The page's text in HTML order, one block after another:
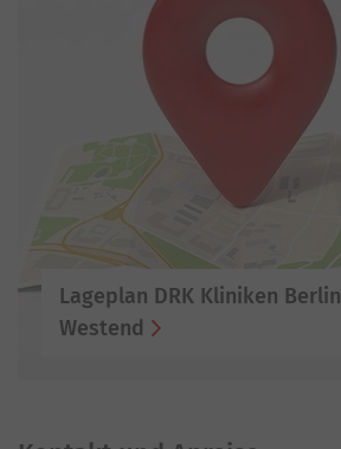
Lageplan DRK Kliniken Berlin
Westend